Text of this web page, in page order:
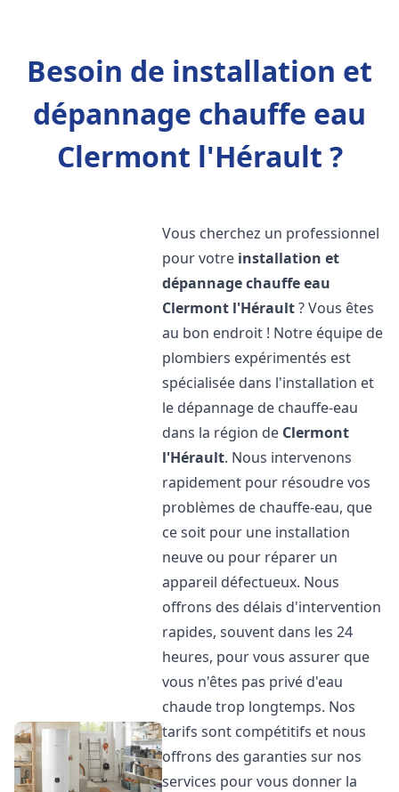
Besoin de installation et
dépannage chauffe eau
Clermont l'Hérault ?
Vous cherchez un professionnel
pour votre installation et
dépannage chauffe eau
Clermont l'Hérault? Vous êtes
au bon endroit ! Notre équipe de
plombiers expérimentés est
spécialisée dans l'installation et
le dépannage de chauffe-eau
dans la région de Clermont
l'Hérault. Nous intervenons
rapidement pour résoudre vos
problèmes de chauffe-eau, que
ce soit pour une installation
neuve ou pour réparer un
appareil défectueux. Nous
offrons des délais d'intervention
rapides, souvent dans les 24
heures, pour vous assurer que
vous n'êtes pas privé d'eau
chaude trop longtemps. Nos
tarifs sont compétitifs et nous
offrons des garanties sur nos
services pour vous donner la